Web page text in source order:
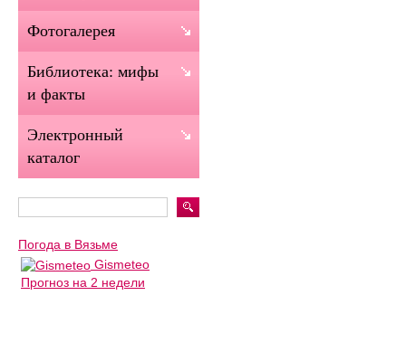
Фотогалерея
Библиотека: мифы
и факты
Электронный
каталог
Погода в Вязьме
Gismeteo
Прогноз на 2 недели